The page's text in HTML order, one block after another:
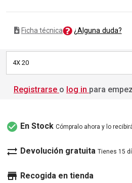
Ficha técnica ¿Alguna duda?
4X 20
Registrarse o log in para
check_circle En Stock Cómpralo ahora y lo
sync_alt Devolución gratuita Tienes 15
store Recogida en tienda